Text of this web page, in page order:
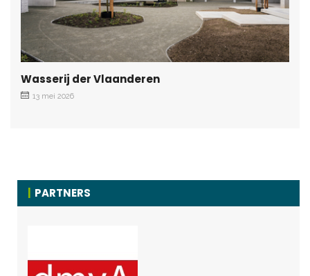
Wasserij der Vlaanderen
13 mei 2026
PARTNERS